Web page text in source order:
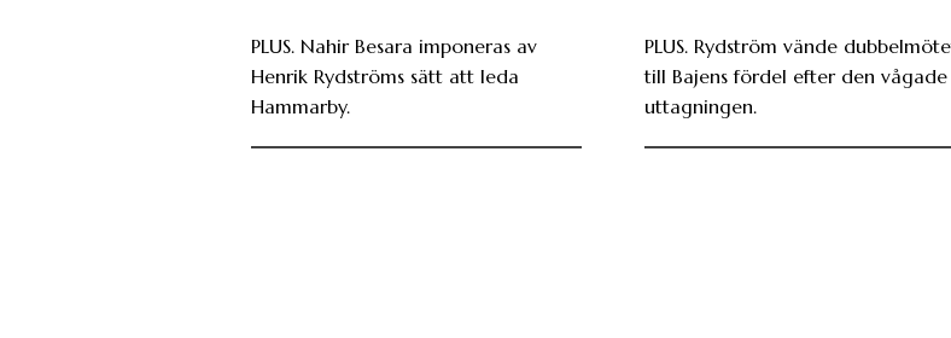
PLUS. Nahir Besara imponeras av
Henrik Rydströms sätt att leda
Hammarby.
PLUS. Rydström vände
till Bajens fördel efter den vågade
uttagningen.